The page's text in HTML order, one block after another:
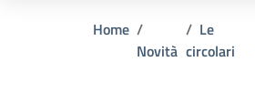
Home
Novità
Le
circolari